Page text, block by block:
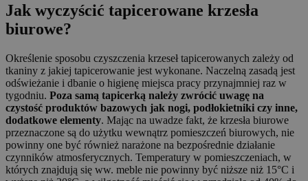
Jak wyczyścić tapicerowane krzesła
biurowe?
Określenie sposobu czyszczenia krzeseł tapicerowanych zależy od
tkaniny z jakiej tapicerowanie jest wykonane. Naczelną zasadą jest
odświeżanie i dbanie o higienę miejsca pracy przynajmniej raz w
tygodniu. Poza samą tapicerką należy zwrócić uwagę na
czystość produktów bazowych jak nogi, podłokietniki czy inne,
dodatkowe elementy. Mając na uwadze fakt, że krzesła biurowe
przeznaczone są do użytku wewnątrz pomieszczeń biurowych, nie
powinny one być również narażone na bezpośrednie działanie
czynników atmosferycznych. Temperatury w pomieszczeniach, w
których znajdują się ww. meble nie powinny być niższe niż 15°C i